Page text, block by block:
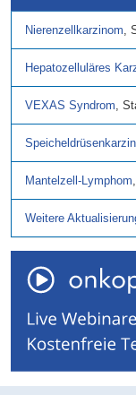
Nierenzellkarzinom,
Hepatozelluläres
VEXAS Syndrom,
Mantelzell-Lymphom,
Weitere